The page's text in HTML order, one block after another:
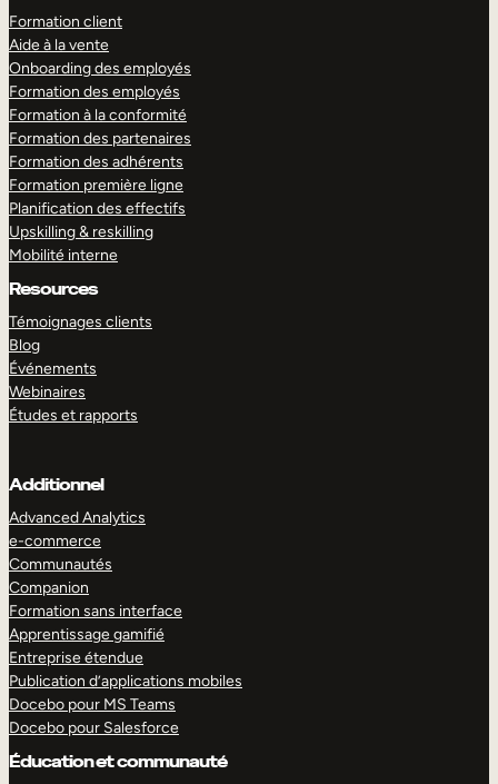
Formation client
Aide à la vente
Onboarding des employés
Formation des employés
Formation à la conformité
Formation des partenaires
Formation des adhérents
Formation première ligne
Planification des effectifs
Upskilling & reskilling
Mobilité interne
Resources
Témoignages clients
Blog
Événements
Webinaires
Études et rapports
Additionnel
Advanced Analytics
e-commerce
Communautés
Companion
Formation sans interface
Apprentissage gamifié
Entreprise étendue
Publication d’applications mobiles
Docebo pour MS Teams
Docebo pour Salesforce
Éducation et communauté